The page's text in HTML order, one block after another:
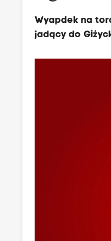
Wyapdek na
jadący do